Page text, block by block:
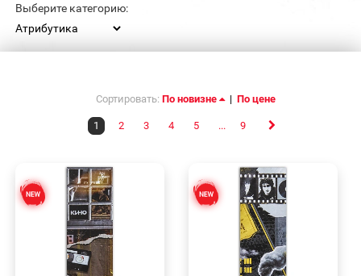
Выберите категорию:
Сортировать: По новизне | По цене
1 2 3 4 5 ... 9